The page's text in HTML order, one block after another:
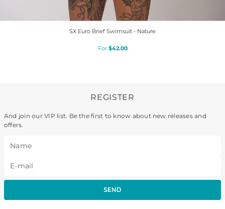
SX Euro Brief Swimsuit - Nature
$42.00
REGISTER
And join our VIP list. Be the first to know about new releases and
offers.
SEND